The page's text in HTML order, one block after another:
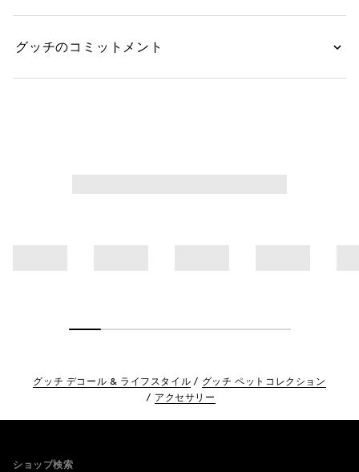
グッチのコミットメント
グッチ デコール & ライフスタイル
グッチ ペットコレクション
アクセサリー
ショップ検索